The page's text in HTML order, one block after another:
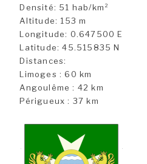
Densité: 51 hab/km²
Altitude: 153 m
Longitude: 0.647500 E
Latitude: 45.515835 N
Distances:
Limoges : 60 km
Angoulême : 42 km
Périgueux : 37 km